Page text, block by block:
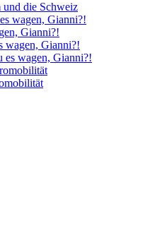
und die Schweiz
wagen, Gianni?!
Gianni?!
wagen, Gianni?!
es wagen, Gianni?!